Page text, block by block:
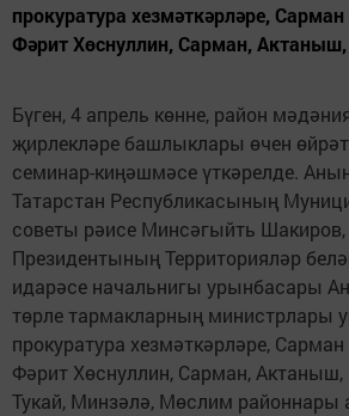
прокуратура хезмәткәрләре,
Фәрит Хөснуллин, Сарман,
Бүген, 4 апрель көнне, район
җирлекләре башлыклары өчен
семинар-киңәшмәсе үткәрелде.
Татарстан Республикасының
советы рәисе Минсәгыйть Шакиров,
Президентының Территорияләр
идарәсе начальнигы урынбасары
төрле тармакларның министрлары
прокуратура хезмәткәрләре,
Фәрит Хөснуллин, Сарман, Актаныш,
Тукай, Минзәлә, Мөслим районнары